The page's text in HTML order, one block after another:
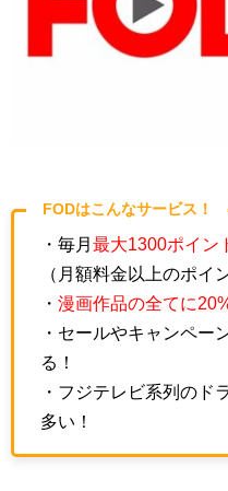
FODはこんなサービス！
・毎月 最大1300ポイン
（月額料金以上のポイ
・ 漫画作品の全てに
・セールやキャンペー
る！
・フジテレビ系列のド
多い！